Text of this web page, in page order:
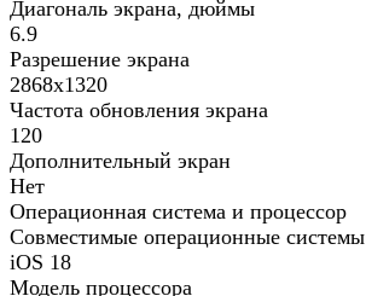
Диагональ экрана, дюймы
6.9
Разрешение экрана
2868x1320
Частота обновления экрана
120
Дополнительный экран
Нет
Операционная система и процессор
Совместимые операционные системы
iOS 18
Модель процессора